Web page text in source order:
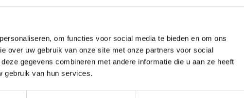
om functies voor social media te bieden en om ons
over uw gebruik van onze site met onze partners voor social
gegevens combineren met andere informatie die u aan ze heeft
gebruik van hun services.
Plastic Peg PCB Lock, Tin
Leveranciersnummer :43650-0500
Login|Registreerom prijzen te zien
Toevoegen aan winkelmand